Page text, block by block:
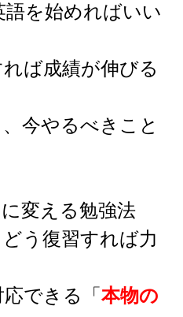
語を始めればいい
ば成績が伸びる
今やるべきこと
変える勉強法
う復習すれば力
できる「 本物の